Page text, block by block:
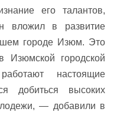
его талантов,
вложил в развитие
городе Изюм. Это
Изюмской городской
настоящие
добиться высоких
— добавили в